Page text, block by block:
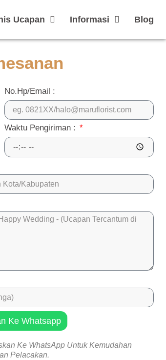
Ucapan Informasi Blog
No.Hp/Email :
Waktu Pengiriman :
Ke Whatsapp
Ke WhatsApp Untuk Kemudahan
Pelacakan.